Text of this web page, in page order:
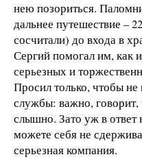
нею позориться.
дальнее путешествие –
сосчитали) до входа в
Сергий помогал им, как
серьезных и
Просил только, чтобы
службы: важно,
слышно. Зато уж в ответ
можете себя не
серьезная компания.